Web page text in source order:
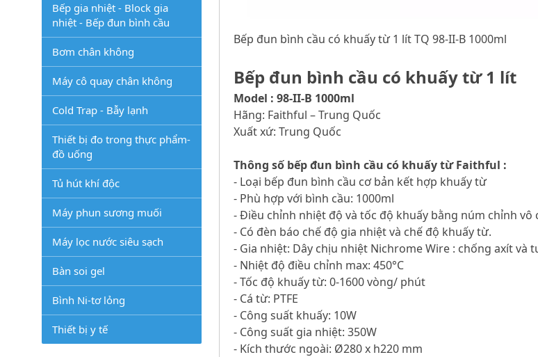
Bếp đun bình cầu có khuấy từ 1 lít TQ 98-II-B 1000ml
Bếp đun bình cầu có khuấy từ 1 lít
Model : 98-II-B 1000ml
Hãng: Faithful – Trung Quốc
Xuất xứ: Trung Quốc
Thông số bếp đun bình cầu có khuấy từ Faithful :
- Loại bếp đun bình cầu cơ bản kết hợp khuấy từ
- Phù hợp với bình cầu: 1000ml
- Điều chỉnh nhiệt độ và tốc độ khuấy bằng núm chỉnh vô
- Có đèn báo chế độ gia nhiệt và chế độ khuấy từ.
- Gia nhiệt: Dây chịu nhiệt Nichrome Wire : chống axít và
- Nhiệt độ điều chỉnh max: 450°C
- Tốc độ khuấy từ: 0-1600 vòng/ phút
- Cá từ: PTFE
- Công suất khuấy: 10W
- Công suất gia nhiệt: 350W
- Kích thước ngoài: Ø280 x h220 mm
Bếp gia nhiệt - Block gia
nhiệt - Bếp đun bình cầu
Bơm chân không
Máy cô quay chân không
Cold Trap - Bẫy lạnh
Thiết bị đo trong thực phẩm-
đồ uống
Tủ hút khí độc
Máy phun sương muối
Máy lọc nước siêu sạch
Bàn soi gel
Bình Ni-tơ lỏng
Thiết bị y tế